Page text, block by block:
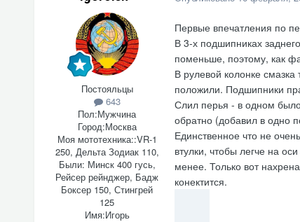
Постояльцы
643
Пол:Мужчина
Город:Москва
Моя мототехника::VR-1
250, Дельта Зодиак 110,
Были: Минск 400 гусь,
Рейсер рейнджер, Бадж
Боксер 150, Стингрей
125
Имя:Игорь
Первые впечатления по
В 3-х подшипниках
поменьше, поэтому, как
В рулевой колонке
положили. Подшипники
Слил перья - в одном
обратно (добавил в одно
Единственное что не
втулки, чтобы легче на
менее. Только вот
конектится.